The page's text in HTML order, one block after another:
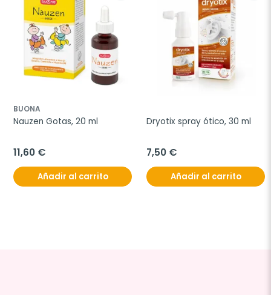
BUONA
Nauzen Gotas, 20 ml
11,60 €
Añadir al carrito
Dryotix spray ótico, 30 ml
7,50 €
Añadir al carrito